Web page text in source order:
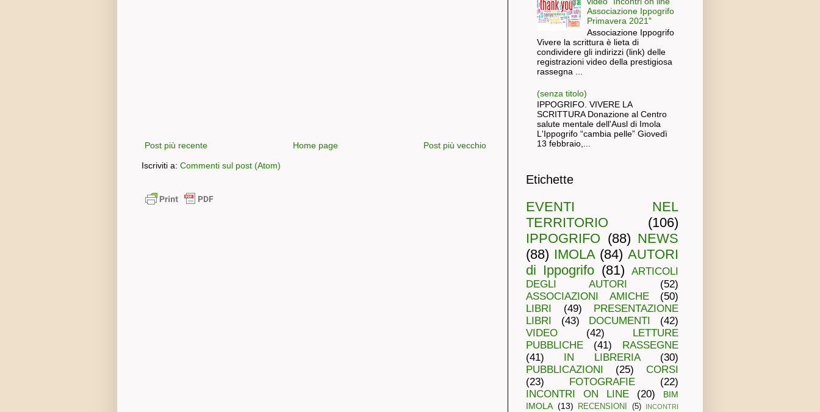
Post più recente Post più vecchio
Home page
Iscriviti a: Commenti sul post (Atom)
Associazione Ippogrifo
Primavera 2021"
Associazione Ippogrifo
Vivere la scrittura è lieta di
condividere gli indirizzi (link) delle
registrazioni video della prestigiosa
rassegna ...
(senza titolo)
IPPOGRIFO. VIVERE LA
SCRITTURA Donazione al Centro
salute mentale dell'Ausl di Imola
L'Ippogrifo “cambia pelle” Giovedì
13 febbraio,...
Etichette
EVENTI NEL
TERRITORIO
(106)
IPPOGRIFO (88) NEWS
(88) IMOLA (84) AUTORI
di Ippogrifo (81)
ARTICOLI
DEGLI AUTORI
(52)
ASSOCIAZIONI AMICHE
(50)
LIBRI
(49)
PRESENTAZIONE
LIBRI
(43) DOCUMENTI
(42)
VIDEO
(42)
LETTURE
PUBBLICHE
(41)
RASSEGNE
(41)
IN LIBRERIA
(30)
PUBBLICAZIONI
(25)
CORSI
(23)
FOTOGRAFIE
(22)
INCONTRI ON LINE
(20)
BIM
IMOLA (13) RECENSIONI (5)
INCONTRI